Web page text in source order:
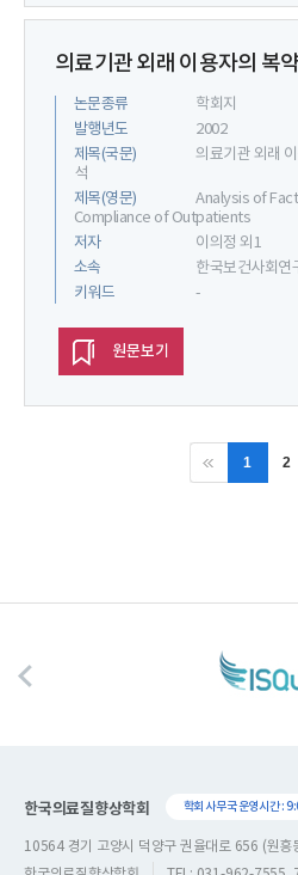
의료기관 외래 이용자의 복
논문종류
학회지
발행년도
2002
제목(국문)
의료기관 외래
석
제목(영문)
Analysis of
Compliance of Outpatients
저자
이의정 외1
소속
한국보건사회연
키워드
-
원문보기
1 2
한국의료질향상학회 학회 사무국 운영시간 :
10564 경기 고양시 덕양구 권율대로 656 (원